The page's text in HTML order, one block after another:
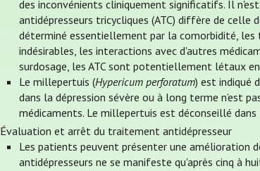
des inconvénients cliniquement significatifs. Il
antidépresseurs tricycliques (ATC) diffère de celle
déterminé essentiellement par la comorbidité,
indésirables, les interactions avec d'autres
surdosage, les ATC sont potentiellement létaux
Le millepertuis (Hypericum perforatum) est indiqué
dans la dépression sévère ou à long terme n’est
médicaments. Le millepertuis est déconseillé dans
Évaluation et arrêt du traitement antidépresseur
Les patients peuvent présenter une amélioration
antidépresseurs ne se manifeste qu'après cinq à